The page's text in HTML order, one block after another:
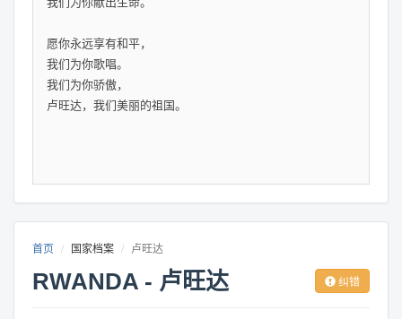
愿你永远享有和平，
我们为你歌唱。
我们为你骄傲，
卢旺达，我们美丽的祖国。
首页 国家档案 卢旺达
RWANDA - 卢旺达 纠错